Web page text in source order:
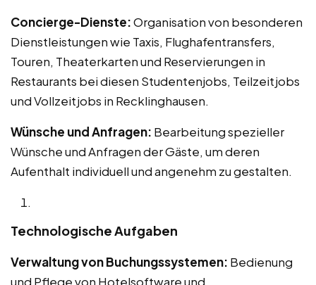
Concierge-Dienste:Organisation von besonderen
Dienstleistungen wie Taxis, Flughafentransfers,
Touren, Theaterkarten und Reservierungen in
Restaurants bei diesen Studentenjobs, Teilzeitjobs
und Vollzeitjobs in Recklinghausen.
Wünsche und Anfragen: Bearbeitung spezieller
Wünsche und Anfragen der Gäste, um deren
Aufenthalt individuell und angenehm zu gestalten.
Technologische Aufgaben
Verwaltung von Buchungssystemen: Bedienung
und Pflege von Hotelsoftware und